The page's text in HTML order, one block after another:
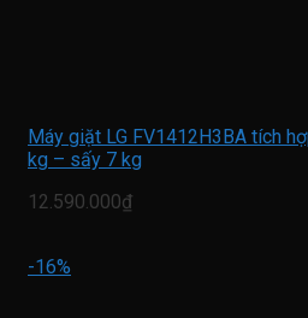
Máy giặt LG FV1412H3BA tích
kg – sấy 7 kg
12.590.000₫
-16%